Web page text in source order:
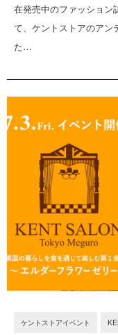
在発売中のファッション
て、ケントストアのアン
た…
ケントストアイベント